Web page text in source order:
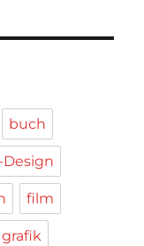
buch
film
grafik